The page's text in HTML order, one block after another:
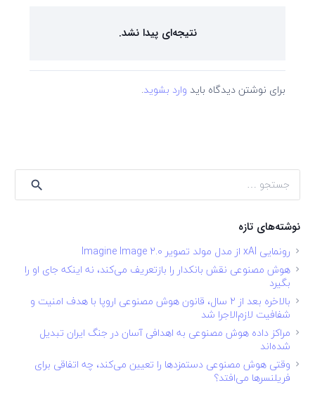
نتیجه‌ای پیدا نشد.
برای نوشتن دیدگاه باید وارد بشوید.
جستجو
برای:
نوشته‌های تازه
رونمایی xAI از مدل مولد تصویر Imagine Image 2.0
هوش مصنوعی نقش بانکدار را بازتعریف می‌کند، نه اینکه جای او را
بگیرد
بالاخره بعد از ۲ سال، قانون هوش مصنوعی اروپا با هدف امنیت و
شفافیت لازم‌الاجرا شد
مراکز داده هوش مصنوعی به اهدافی آسان در جنگ ایران تبدیل
شده‌اند
وقتی هوش مصنوعی دستمزدها را تعیین می‌کند، چه اتفاقی برای
فریلنسرها می‌افتد؟